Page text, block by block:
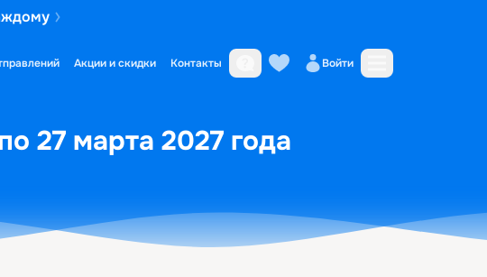
Акции и скидки Контакты Войти
27 марта 2027 года